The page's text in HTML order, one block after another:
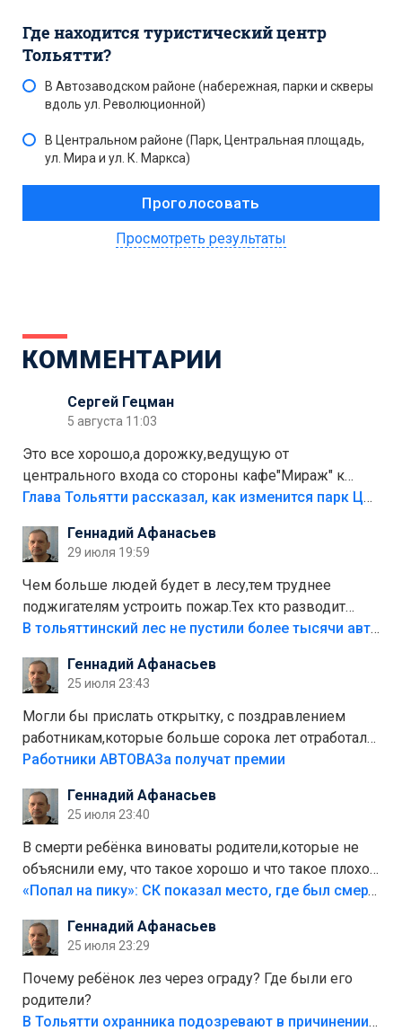
Где находится туристический центр
Тольятти?
В Автозаводском районе (набережная, парки и скверы
вдоль ул. Революционной)
В Центральном районе (Парк, Центральная площадь,
ул. Мира и ул. К. Маркса)
Просмотреть результаты
КОММЕНТАРИИ
Сергей Гецман
5 августа 11:03
Это все хорошо,а дорожку,ведущую от
центрального входа со стороны кафе"Мираж" к
аттракционам слабо доделать?А то бордюры
лежала в парке и испортилась.Да еще,видимо,часть
украли.
Глава Тольятти рассказал, как изменится парк Центрального района
Геннадий Афанасьев
29 июля 19:59
Чем больше людей будет в лесу,тем труднее
поджигателям устроить пожар.Тех кто разводит
костры,тех надо безбожно штрафовать.Камер полно
Штрафы мизерные.
В тольяттинский лес не пустили более тысячи автомобилей
Геннадий Афанасьев
25 июля 23:43
Могли бы прислать открытку, с поздравлением
работникам,которые больше сорока лет отработали
на предприятии.
Работники АВТОВАЗа получат премии
Геннадий Афанасьев
25 июля 23:40
В смерти ребёнка виноваты родители,которые не
объяснили ему, что такое хорошо и что такое плохо!
Лезть через такой забор,верх безумия,есть же
свою судьбу.
«Попал на пику»: СК показал место, где был смертельно травмирован ребенок в Тольятти
Геннадий Афанасьев
25 июля 23:29
Почему ребёнок лез через ограду? Где были его
родители?
В Тольятти охранника подозревают в причинении смерти ребенку